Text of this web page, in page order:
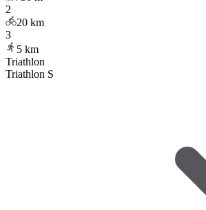
2
20 km
3
5 km
Triathlon
Triathlon S